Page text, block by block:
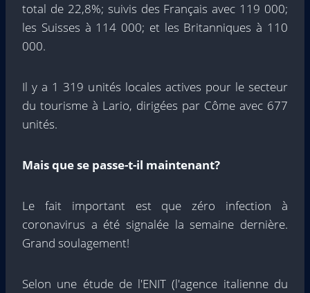
total de 22,8%; suivis des Français avec 119 000;
les Suisses à 114 000; et les Britanniques à 110
000.
Il y a 1 319 unités locales actives pour le secteur
du tourisme à Lario, dirigées par Côme avec 677
unités.
Mais que se passe-t-il maintenant?
Le fait important est que zéro infection à
coronavirus a été signalée la semaine dernière.
Grand soulagement!
Selon une étude de l'ENIT (l'agence italienne du